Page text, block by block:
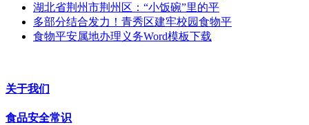
湖北省荆州市荆州区：“小饭碗”里的平
多部分结合发力！青秀区建牢校园食物平
食物平安属地办理义务Word模板下载
关于我们
食品安全常识